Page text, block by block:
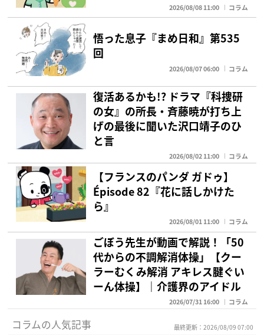
2026/08/08 11:00 コラム
悟った息子『まめ日和』第535
回
2026/08/07 06:00 コラム
復活あるかも!? ドラマ『科捜研
の女』の所長・斉藤暁が打ち上
げの最後に聞いた沢口靖子のひ
と言
2026/08/02 11:00 コラム
【フランスのパンダ ガドゥ】
Épisode 82『花に話しかけた
ら』
2026/08/01 11:00 コラム
ごぼう先生が動画で解説！「50
代からの不調解消体操」【クー
ラーむくみ解消 アキレス腱ぐい
ーん体操】｜介護界のアイドル
2026/07/31 16:00 コラム
コラムの人気記事 最終更新：2026/08/09 07:00